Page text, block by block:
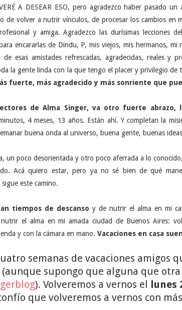
A DESEAR ESO, pero agradezco haber pasado un
de volver a nutrir vínculos, de procesar los cambios en
y amiga. Agradezco las durísimas lecciones
encararlas de Dindu, P, mis viejos, mis hermanos, mi
esas amistades refrescadas, agradecidas, reales y
la gente linda con la que tengo el placer y privilegio de
fuerte, más agradecido y más sonriente que
de Alma Singer, va otro fuerte abrazo,
4 meses, 13 años. Están ahí. Y completan la
buena onda al universo, buena gente, buenas
un poco desorientada y otro poco aferrada a lo
Acá quiero estar, pero ya no sé bien de qué
este camino.
tiempos de descanso y de nutrir el alma en mi
el alma en mi amada ciudad de Buenos Aires:
y con la cámara en mano. Vacaciones en casa
semanas de vacaciones amigos
(aunque supongo que alguna que
). Volveremos a vernos el lunes
que volveremos a vernos con